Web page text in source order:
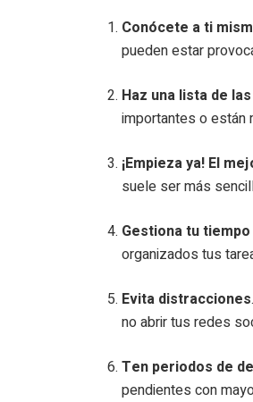
Conócete a ti
pueden estar
Haz una lista de
importantes o están
¡Empieza ya! El
suele ser más
Gestiona tu
organizados tus
Evita distracciones
no abrir tus redes
Ten periodos de
pendientes con